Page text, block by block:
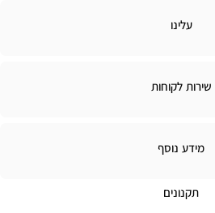
עלינו
שירות לקוחות
מידע
מידע נוסף
תקנונים